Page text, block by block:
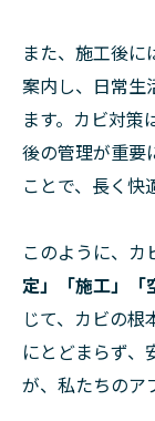
また、施工後に
案内し、日常生
ます。カビ対策
後の管理が重要
ことで、長く快
このように、カ
定」「施工」「
じて、カビの根
にとどまらず、
が、私たちのア